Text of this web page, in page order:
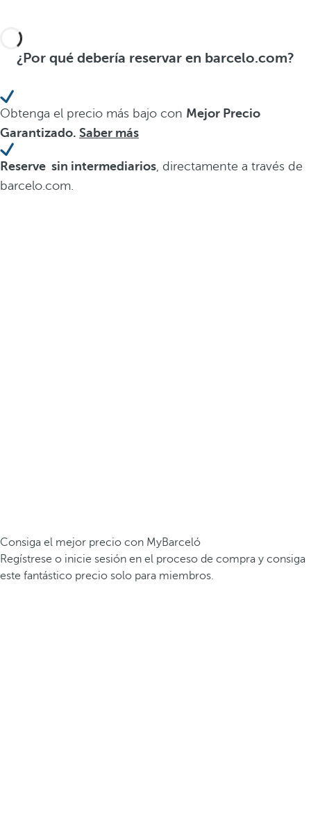
¿Por qué debería reservar en barcelo.com?
Obtenga el precio más bajo con Mejor Precio
Garantizado. Saber más
Reserve sin intermediarios, directamente a través de
barcelo.com.
Consiga el mejor precio con MyBarceló
Regístrese o inicie sesión en el proceso de compra y consiga
este fantástico precio solo para miembros.